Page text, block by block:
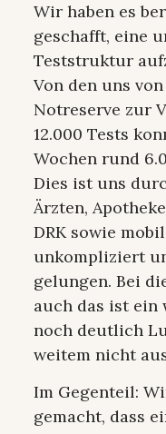
Wir haben es
geschafft, eine
Teststruktur
Von den uns
Notreserve zur
12.000 Tests
Wochen rund
Dies ist uns
Ärzten,
DRK sowie
unkompliziert
gelungen. Bei
auch das ist ein
noch deutlich
weitem nicht
Im Gegenteil:
gemacht, dass